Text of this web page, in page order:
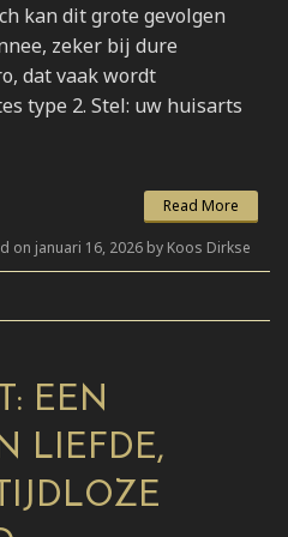
kan dit grote gevolgen
zeker bij dure
dat vaak wordt
type 2. Stel: uw huisarts
Read More
on januari 16, 2026 by Koos Dirkse
EEN
LIEFDE,